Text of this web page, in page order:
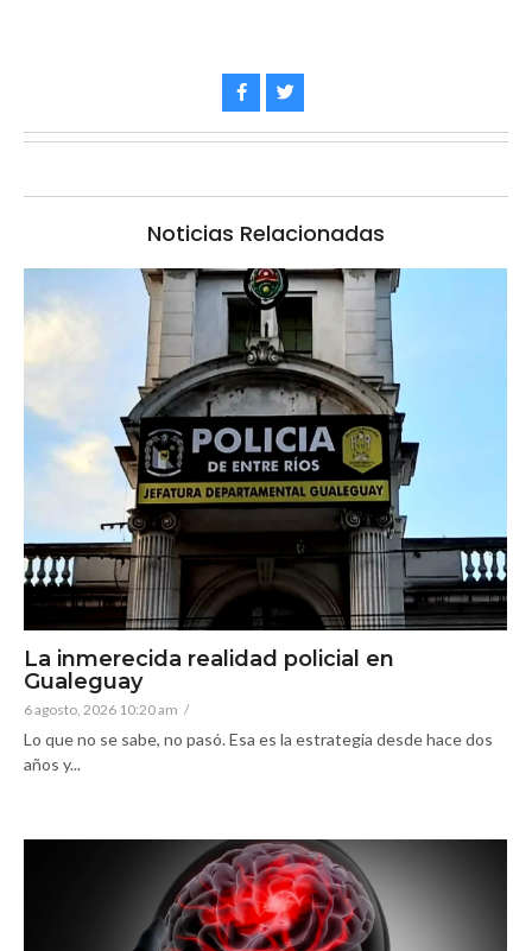
Noticias Relacionadas
La inmerecida realidad policial en
Gualeguay
6 agosto, 2026 10:20 am /
Lo que no se sabe, no pasó. Esa es la estrategia desde hace dos
años y...